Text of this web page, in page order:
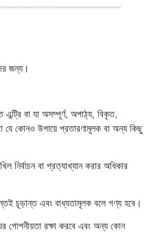
জন্য।
বা যা অসম্পূর্ণ, অপাঠ্য, বিকৃত,
যে কোনও উপায়ে প্রতারণামূলক বা অন্য কিছু
নির্বাচন বা প্রত্যাখ্যান করার অধিকার
চূড়ান্ত এবং বাধ্যতামূলক বলে গণ্য হবে।
গোপনীয়তা রক্ষা করবে এবং অন্য কোন